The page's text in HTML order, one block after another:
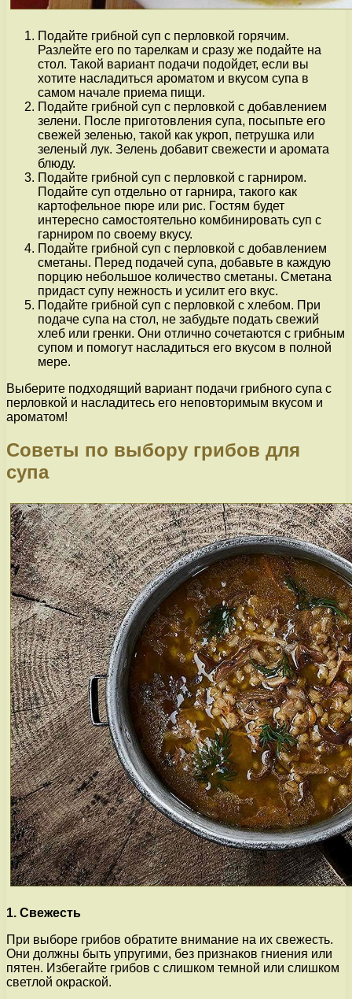
Подайте грибной суп с перловкой горячим.
Разлейте его по тарелкам и сразу же подайте на
стол. Такой вариант подачи подойдет, если вы
хотите насладиться ароматом и вкусом супа в
самом начале приема пищи.
Подайте грибной суп с перловкой с добавлением
зелени. После приготовления супа, посыпьте его
свежей зеленью, такой как укроп, петрушка или
зеленый лук. Зелень добавит свежести и аромата
блюду.
Подайте грибной суп с перловкой с гарниром.
Подайте суп отдельно от гарнира, такого как
картофельное пюре или рис. Гостям будет
интересно самостоятельно комбинировать суп с
гарниром по своему вкусу.
Подайте грибной суп с перловкой с добавлением
сметаны. Перед подачей супа, добавьте в каждую
порцию небольшое количество сметаны. Сметана
придаст супу нежность и усилит его вкус.
Подайте грибной суп с перловкой с хлебом. При
подаче супа на стол, не забудьте подать свежий
хлеб или гренки. Они отлично сочетаются с грибным
супом и помогут насладиться его вкусом в полной
мере.
Выберите подходящий вариант подачи грибного супа с
перловкой и насладитесь его неповторимым вкусом и
ароматом!
Советы по выбору грибов для
супа
1. Свежесть
При выборе грибов обратите внимание на их свежесть.
Они должны быть упругими, без признаков гниения или
пятен. Избегайте грибов с слишком темной или слишком
светлой окраской.